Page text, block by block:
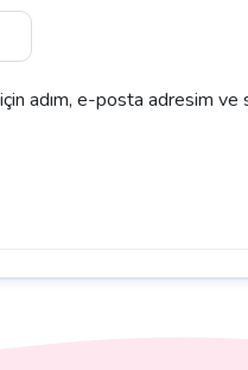
adım, e-posta adresim